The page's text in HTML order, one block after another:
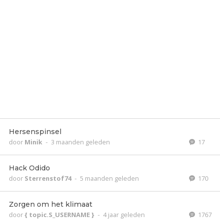
Hersenspinsel
door Minik - 3 maanden geleden 17
Hack Odido
door Sterrenstof74 - 5 maanden geleden 170
Zorgen om het klimaat
door{ topic.S_USERNAME } - 4 jaar geleden 1767